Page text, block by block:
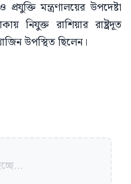
মন্ত্রণালয়ের উপদেষ্টা
নিযুক্ত রাশিয়ার রাষ্ট্রদূত
উপস্থিত ছিলেন।